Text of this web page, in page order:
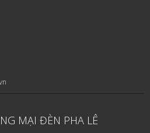
MẠI ĐÈN PHA LÊ